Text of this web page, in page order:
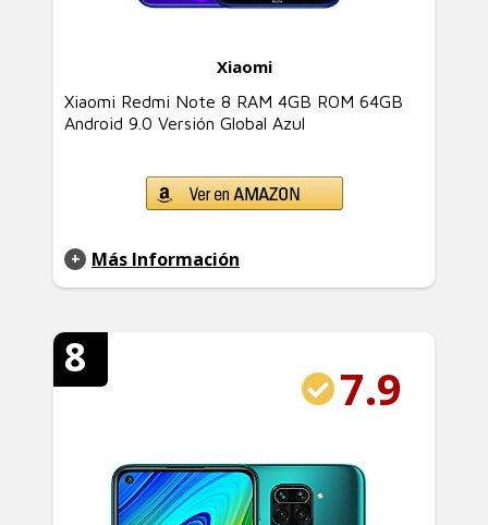
Xiaomi
Xiaomi Redmi Note 8 RAM 4GB ROM 64GB
Android 9.0 Versión Global Azul
Más Información
8
7.9